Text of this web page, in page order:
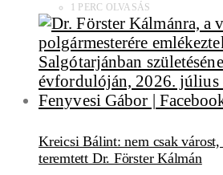
1 PERC OLVASÁS
Kreicsi Bálint: nem csak várost,
teremtett Dr. Förster Kálmán